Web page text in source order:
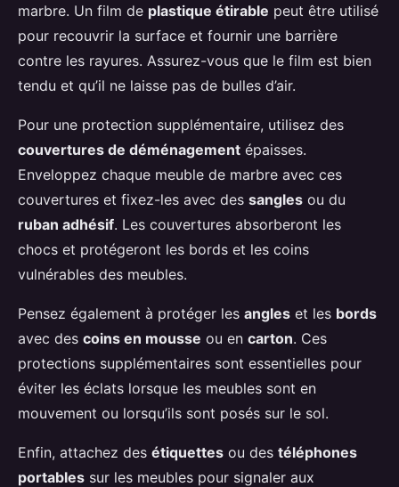
marbre. Un film de plastique étirable peut être utilisé
pour recouvrir la surface et fournir une barrière
contre les rayures. Assurez-vous que le film est bien
tendu et qu’il ne laisse pas de bulles d’air.
Pour une protection supplémentaire, utilisez des
couvertures de déménagement épaisses.
Enveloppez chaque meuble de marbre avec ces
couvertures et fixez-les avec des sangles ou du
ruban adhésif. Les couvertures absorberont les
chocs et protégeront les bords et les coins
vulnérables des meubles.
Pensez également à protéger les angles et les bords
avec des coins en mousse ou en carton. Ces
protections supplémentaires sont essentielles pour
éviter les éclats lorsque les meubles sont en
mouvement ou lorsqu’ils sont posés sur le sol.
Enfin, attachez des étiquettes ou des téléphones
portables sur les meubles pour signaler aux